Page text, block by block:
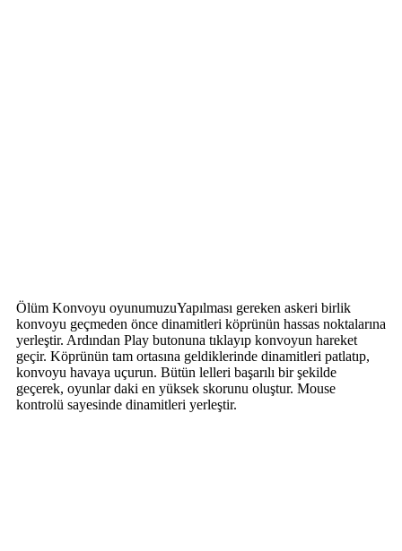
Ölüm Konvoyu oyunumuzuYapılması gereken askeri birlik
konvoyu geçmeden önce dinamitleri köprünün hassas noktalarına
yerleştir. Ardından Play butonuna tıklayıp konvoyun hareket
geçir. Köprünün tam ortasına geldiklerinde dinamitleri patlatıp,
konvoyu havaya uçurun. Bütün lelleri başarılı bir şekilde
geçerek, oyunlar daki en yüksek skorunu oluştur. Mouse
kontrolü sayesinde dinamitleri yerleştir.